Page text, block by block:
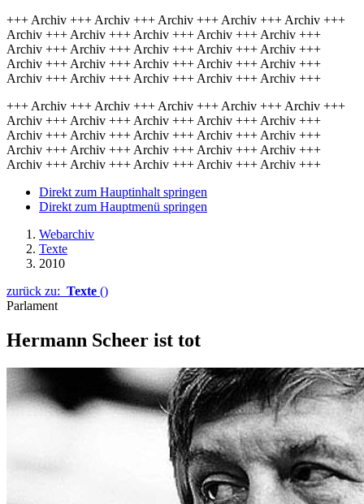
+++ Archiv +++ Archiv +++ Archiv +++ Archiv +++ Archiv +++
Archiv +++ Archiv +++ Archiv +++ Archiv +++ Archiv +++
Archiv +++ Archiv +++ Archiv +++ Archiv +++ Archiv +++
Archiv +++ Archiv +++ Archiv +++ Archiv +++ Archiv +++
Archiv +++ Archiv +++ Archiv +++ Archiv +++ Archiv +++
+++ Archiv +++ Archiv +++ Archiv +++ Archiv +++ Archiv +++
Archiv +++ Archiv +++ Archiv +++ Archiv +++ Archiv +++
Archiv +++ Archiv +++ Archiv +++ Archiv +++ Archiv +++
Archiv +++ Archiv +++ Archiv +++ Archiv +++ Archiv +++
Archiv +++ Archiv +++ Archiv +++ Archiv +++ Archiv +++
Direkt zum Hauptinhalt springen
Direkt zum Hauptmenü springen
Webarchiv
Texte
2010
zurück zu: Texte ()
Parlament
Hermann Scheer ist tot